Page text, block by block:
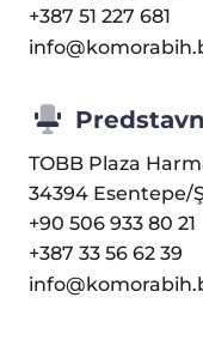
+387 51 227 681
TOBB Plaza
34394 Esentepe/
+90 506 933 80 21
+387 33 56 62 39